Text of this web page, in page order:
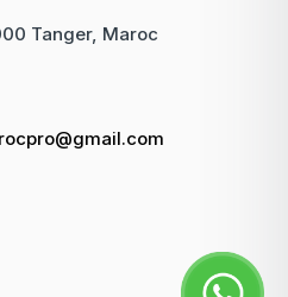
Tanger, Maroc